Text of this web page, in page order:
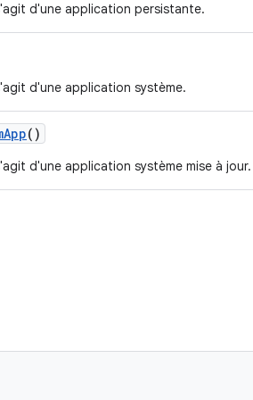
d'une application persistante.
d'une application système.
App()
d'une application système mise à jour.